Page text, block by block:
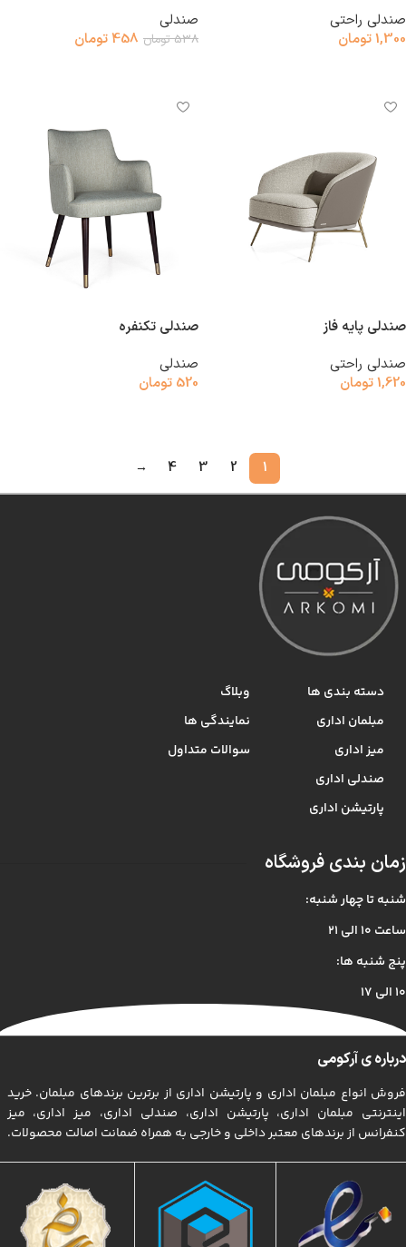
صندلی راحتی
1,300تومان
صندلی
538تومان 458تومان
صندلی پایه فاز
صندلی راحتی
1,620تومان
صندلی تکنفره
صندلی
520 تومان
1
2
3
4
→
دسته بندی ها
مبلمان اداری
میز اداری
صندلی اداری
پارتیشن اداری
وبلاگ
نمایندگی ها
سوالات متداول
زمان بندی فروشگاه
شنبه تا چهار شنبه:
ساعت ۱۰ الی ۲۱
پنج شنبه ها:
۱۰ الی ۱۷
درباره ی آرکومی
فروش انواع مبلمان اداری و پارتیشن اداری از برترین برندهای مبلمان. خرید
اینترنتی مبلمان اداری، پارتیشن اداری، صندلی اداری، میز اداری، میز
کنفرانس از برندهای معتبر داخلی و خارجی به همراه ضمانت اصالت محصولات.